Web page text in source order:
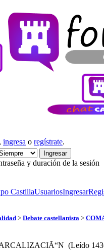
ingresa o regístrate.
y duración de la sesión
CastillaUsuariosIngresar
> Debate castellanista >
(Leído